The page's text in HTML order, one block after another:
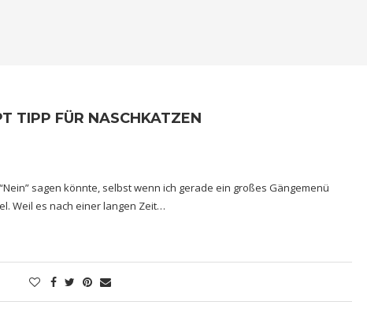
TIPP FÜR NASCHKATZEN
sagen könnte, selbst wenn ich gerade ein großes Gängemenü
Weil es nach einer langen Zeit…